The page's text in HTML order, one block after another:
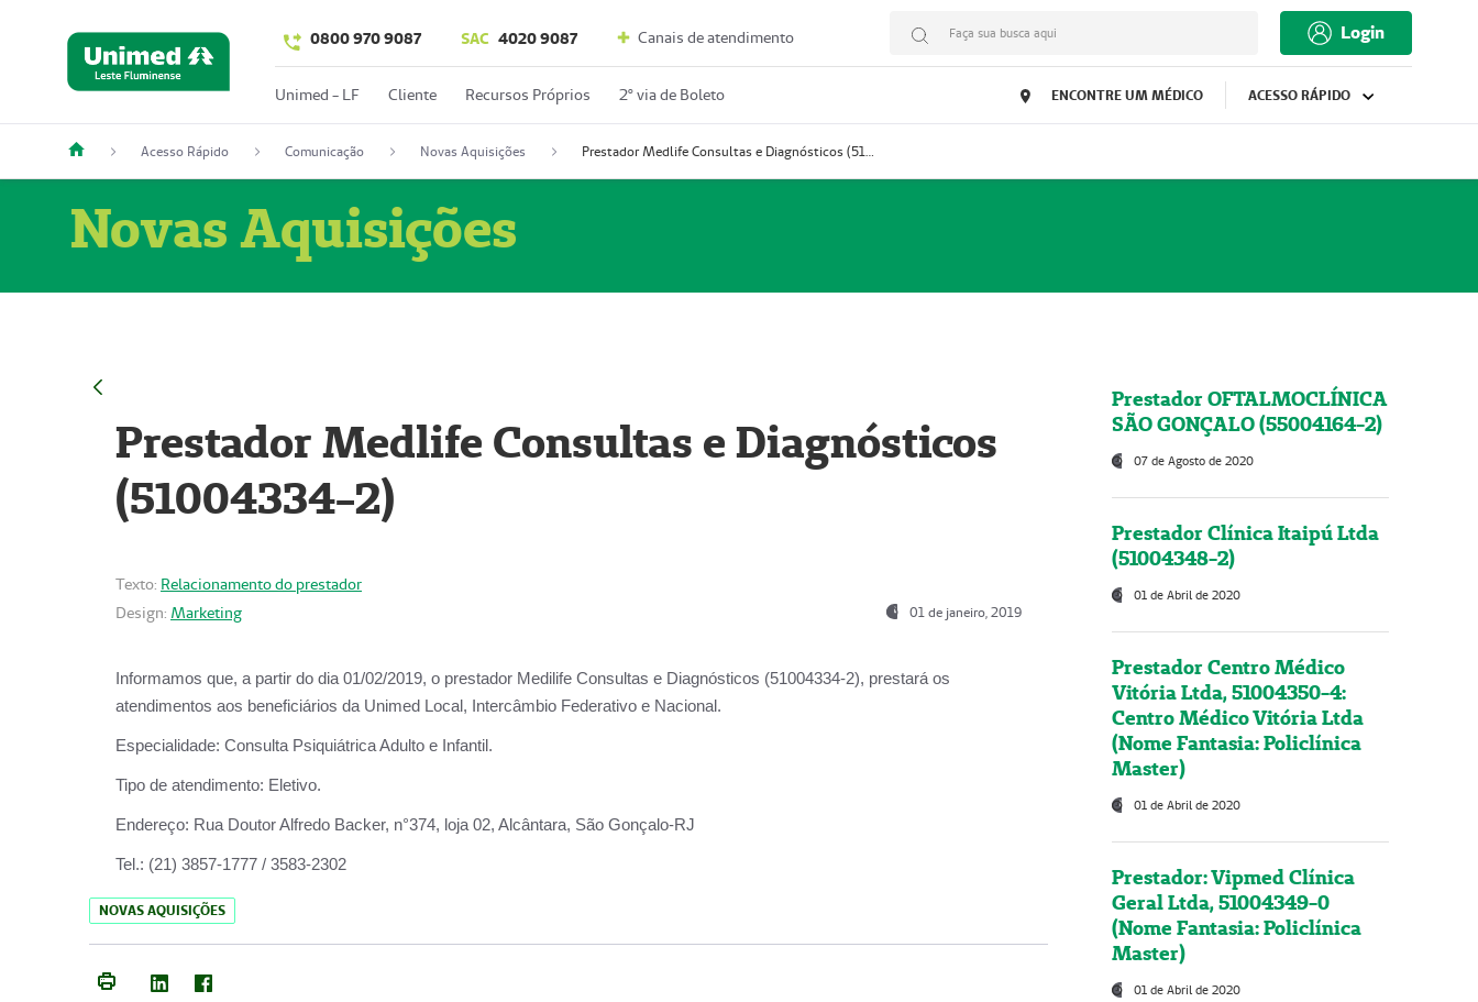
0800 970 9087 SAC 4020 9087 Canais de atendimento Faça sua busca aqui Login
Unimed - LF Cliente Recursos Próprios 2º via de Boleto ENCONTRE UM MÉDICO ACESSO RÁPIDO
Acesso Rápido Comunicação Novas Aquisições Prestador Medlife Consultas e Diagnósticos (51004334-2)
Novas Aquisições
Prestador Medlife Consultas e Diagnósticos
(51004334-2)
Texto: Relacionamento do prestador
Design: Marketing 01 de janeiro, 2019
Informamos que, a partir do dia 01/02/2019, o prestador Medilife Consultas e Diagnósticos (51004334-2), prestará os
atendimentos aos beneficiários da Unimed Local, Intercâmbio Federativo e Nacional.
Especialidade: Consulta Psiquiátrica Adulto e Infantil.
Tipo de atendimento: Eletivo.
Endereço: Rua Doutor Alfredo Backer, n°374, loja 02, Alcântara, São Gonçalo-RJ
Tel.: (21) 3857-1777 / 3583-2302
NOVAS AQUISIÇÕES
Prestador OFTALMOCLÍNICA
SÃO GONÇALO (55004164-2)
07 de Agosto de 2020
Prestador Clínica Itaipú Ltda
(51004348-2)
01 de Abril de 2020
Prestador Centro Médico
Vitória Ltda, 51004350-4:
Centro Médico Vitória Ltda
(Nome Fantasia: Policlínica
Master)
01 de Abril de 2020
Prestador: Vipmed Clínica
Geral Ltda, 51004349-0
(Nome Fantasia: Policlínica
Master)
01 de Abril de 2020